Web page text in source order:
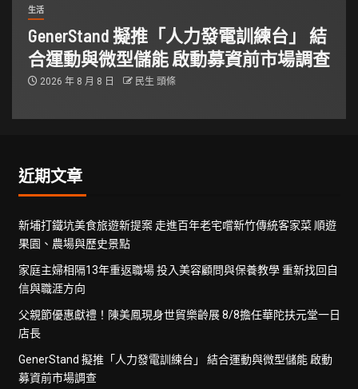
生活
GenerStand 擬推「人力發電訓練台」 結
合運動與微型儲能 啟動募資前市場調查
2026 年 8 月 8 日 民生 頭條
近期文章
新埔打鐵坑美食旅遊新提案 走進百年老宅嚐新竹傳統客家菜 順遊
果園、農場與歷史景點
家庭主婦相隔13年重返職場 投入美容顧問與保養教學 重新找回自
信與職涯方向
父親節優惠獻禮！陳美鳳現身世貿樂齡展 8/8擔任華陀扶元堂一日
店長
GenerStand 擬推「人力發電訓練台」 結合運動與微型儲能 啟動
募資前市場調查